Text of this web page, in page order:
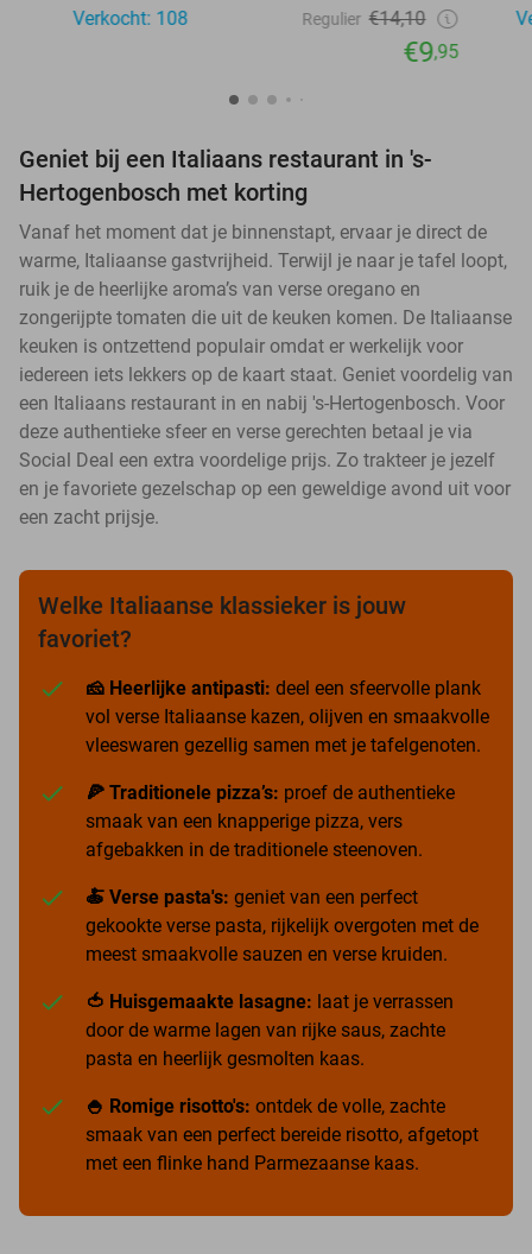
Verkocht: 108
Regulier €14,10
€9,95
Geniet bij een Italiaans restaurant in 's-
Hertogenbosch met korting
Vanaf het moment dat je binnenstapt, ervaar je direct de
warme, Italiaanse gastvrijheid. Terwijl je naar je tafel loopt,
ruik je de heerlijke aroma’s van verse oregano en
zongerijpte tomaten die uit de keuken komen. De Italiaanse
keuken is ontzettend populair omdat er werkelijk voor
iedereen iets lekkers op de kaart staat. Geniet voordelig van
een Italiaans restaurant in en nabij 's-Hertogenbosch. Voor
deze authentieke sfeer en verse gerechten betaal je via
Social Deal een extra voordelige prijs. Zo trakteer je jezelf
en je favoriete gezelschap op een geweldige avond uit voor
een zacht prijsje.
Welke Italiaanse klassieker is jouw
favoriet?
🧀 Heerlijke antipasti: deel een sfeervolle plank
vol verse Italiaanse kazen, olijven en smaakvolle
vleeswaren gezellig samen met je tafelgenoten.
🍕 Traditionele pizza’s: proef de authentieke
smaak van een knapperige pizza, vers
afgebakken in de traditionele steenoven.
🍝 Verse pasta's: geniet van een perfect
gekookte verse pasta, rijkelijk overgoten met de
meest smaakvolle sauzen en verse kruiden.
🍅 Huisgemaakte lasagne: laat je verrassen
door de warme lagen van rijke saus, zachte
pasta en heerlijk gesmolten kaas.
🍚 Romige risotto's: ontdek de volle, zachte
smaak van een perfect bereide risotto, afgetopt
met een flinke hand Parmezaanse kaas.